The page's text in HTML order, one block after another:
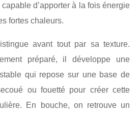
d’apporter à la fois énergie
fortes chaleurs.
avant tout par sa texture.
préparé, il développe une
qui repose sur une base de
ou fouetté pour créer cette
En bouche, on retrouve un